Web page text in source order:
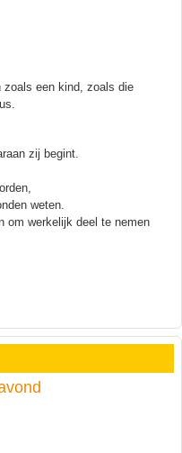
een kind, zoals die
zij begint.
weten.
om werkelijk deel te nemen